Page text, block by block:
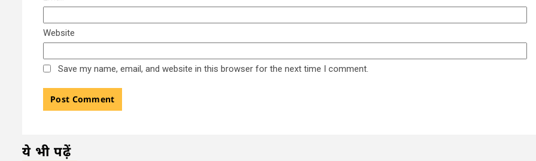
Website
Save my name, email, and website in this browser for the next time I comment.
ये भी पढ़ें